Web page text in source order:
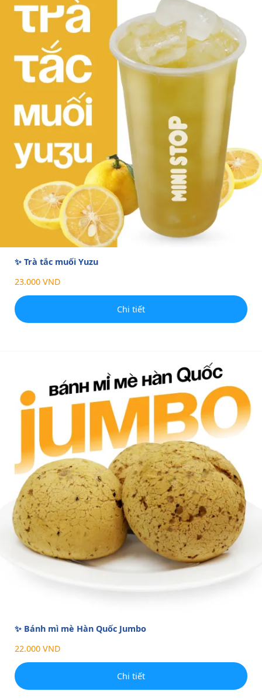
✨ Trà tắc muối Yuzu
23.000 VND
Chi tiết
✨ Bánh mì mè Hàn Quốc Jumbo
22.000 VND
Chi tiết